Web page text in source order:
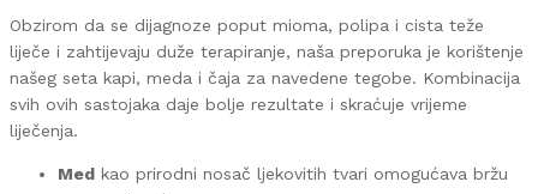
Obzirom da se dijagnoze poput mioma, polipa i cista teže
liječe i zahtijevaju duže terapiranje, naša preporuka je korištenje
našeg seta kapi, meda i čaja za navedene tegobe. Kombinacija
svih ovih sastojaka daje bolje rezultate i skraćuje vrijeme
liječenja.
Med kao prirodni nosač ljekovitih tvari omogućava bržu